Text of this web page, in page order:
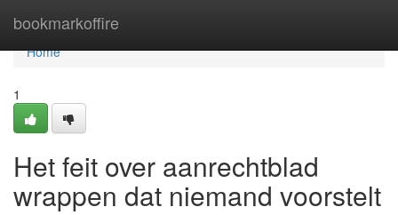
bookmarkoffire
Home
Home
1
Het feit over aanrechtblad
wrappen dat niemand voorstelt